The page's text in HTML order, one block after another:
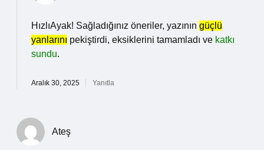
HızlıAyak! Sağladığınız öneriler, yazının güçlü
yanlarını pekiştirdi, eksiklerini tamamladı ve katkı
sundu.
Aralık 30, 2025 Yanıtla
Ateş